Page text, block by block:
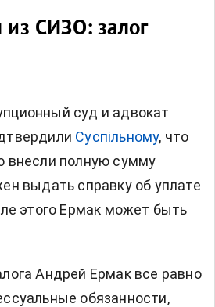
СИЗО: залог
суд и адвокат
Суспільному, что
внесли полную сумму
выдать справку об уплате
этого Ермак может быть
Андрей Ермак все равно
обязанности,